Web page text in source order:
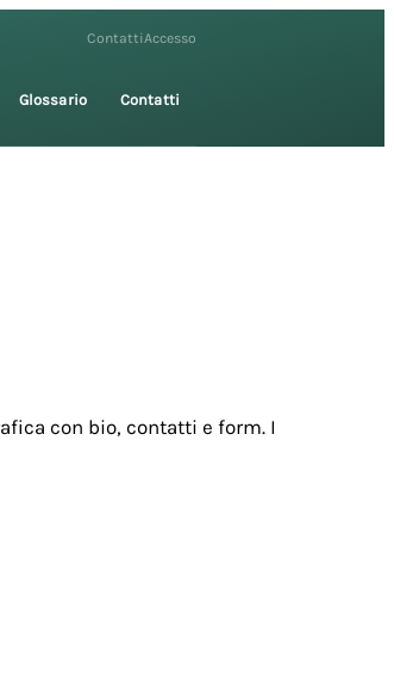
ContattiAccesso
Glossario Contatti
con bio, contatti e form. I